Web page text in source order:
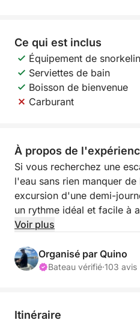
Ce qui est inclus
Équipement de
Serviettes de bain
Boisson de bienvenue
Carburant
À propos de
Si vous recherchez une
l'eau sans rien manquer
excursion d'une demi-
un rythme idéal et facile à
l'opportunité de vous
Au départ de Marina
L'objectif est de profiter au
Voir plus
Organisé par Quino
Bateau vérifié·103 avis
Itinéraire